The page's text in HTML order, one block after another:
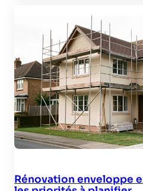
Rénovation enveloppe